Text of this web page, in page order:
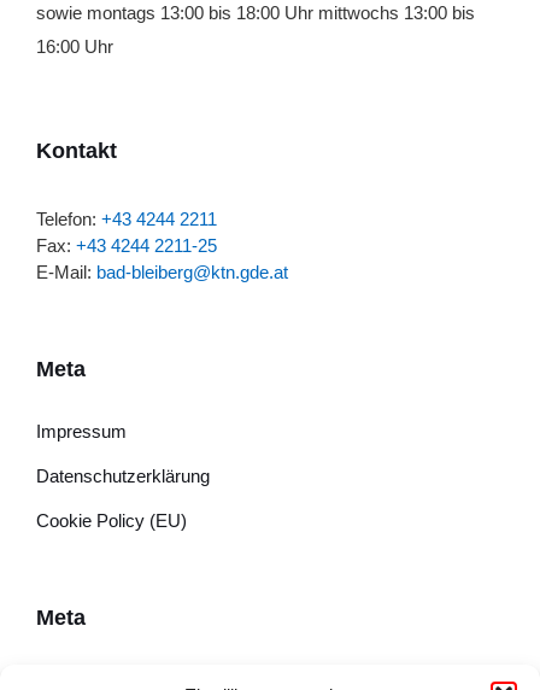
sowie montags 13:00 bis 18:00 Uhr mittwochs 13:00 bis
16:00 Uhr
Kontakt
Telefon: +43 4244 2211
Fax: +43 4244 2211-25
E-Mail: bad-bleiberg@ktn.gde.at
Meta
Impressum
Datenschutzerklärung
Cookie Policy (EU)
Meta